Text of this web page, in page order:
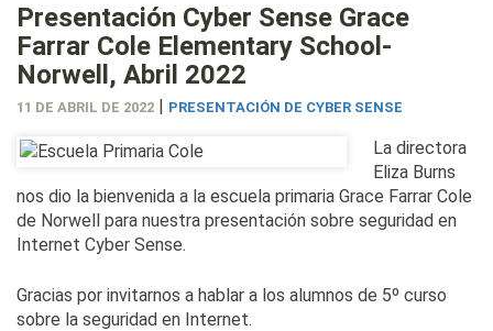
Presentación Cyber Sense Grace
Farrar Cole Elementary School-
Norwell, Abril 2022
11 DE ABRIL DE 2022 | PRESENTACIÓN DE CYBER SENSE
La directora
Eliza Burns
nos dio la bienvenida a la escuela primaria Grace Farrar Cole
de Norwell para nuestra presentación sobre seguridad en
Internet Cyber Sense.
Gracias por invitarnos a hablar a los alumnos de 5º curso
sobre la seguridad en Internet.